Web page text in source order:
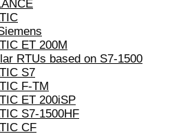
ET 200M
RTUs based on S7-1500
S7
F-TM
ET 200iSP
S7-1500HF
CF